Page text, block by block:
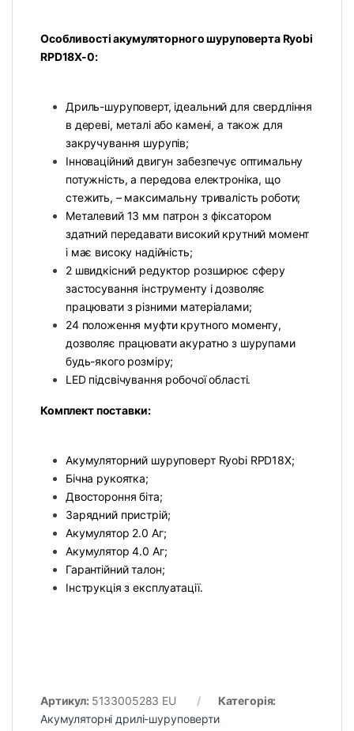
Особливості акумуляторного шуруповерта Ryobi
RPD18X-0:
Дриль-шуруповерт, ідеальний для свердління
в дереві, металі або камені, а також для
закручування шурупів;
Інноваційний двигун забезпечує оптимальну
потужність, а передова електроніка, що
стежить, – максимальну тривалість роботи;
Металевий 13 мм патрон з фіксатором
здатний передавати високий крутний момент
і має високу надійність;
2 швидкісний редуктор розширює сферу
застосування інструменту і дозволяє
працювати з різними матеріалами;
24 положення муфти крутного моменту,
дозволяє працювати акуратно з шурупами
будь-якого розміру;
LED підсвічування робочої області.
Комплект поставки:
Акумуляторний шуруповерт Ryobi RPD18X;
Бічна рукоятка;
Двостороння біта;
Зарядний пристрій;
Акумулятор 2.0 Aг;
Акумулятор 4.0 Aг;
Гарантійний талон;
Інструкція з експлуатації.
Артикул: 5133005283 EU
Категорія:
Акумуляторні дрилі-шуруповерти